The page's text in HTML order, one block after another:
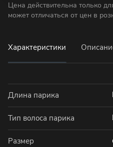
Цена действительна только
может отличаться от цен в
Характеристики
Длина парика
Тип волоса парика
Размер